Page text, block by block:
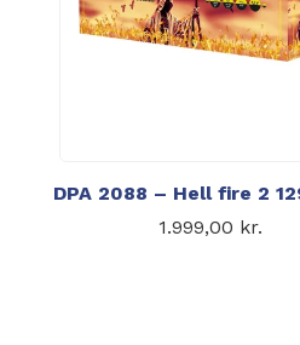
DPA 2088 – Hell fire 2
1.999,00 kr.